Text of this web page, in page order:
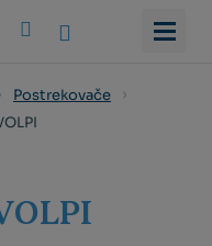
Postrekovače